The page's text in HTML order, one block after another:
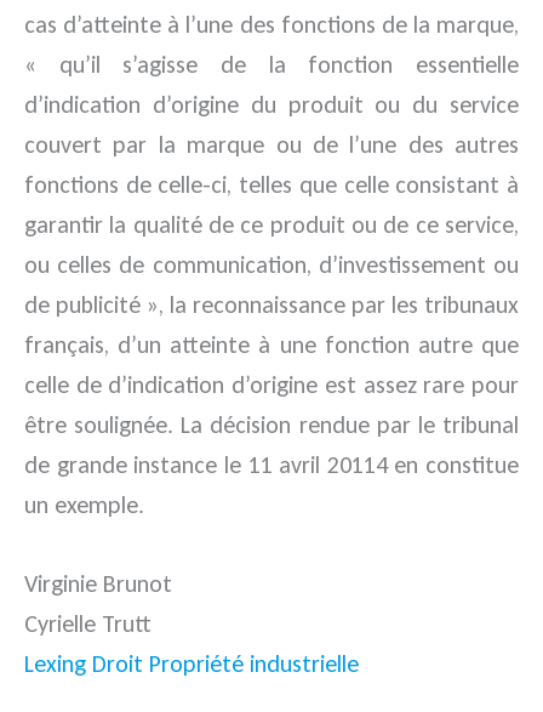
cas d’atteinte à l’une des fonctions de la marque,
« qu’il s’agisse de la fonction essentielle
d’indication d’origine du produit ou du service
couvert par la marque ou de l’une des autres
fonctions de celle-ci, telles que celle consistant à
garantir la qualité de ce produit ou de ce service,
ou celles de communication, d’investissement ou
de publicité », la reconnaissance par les tribunaux
français, d’un atteinte à une fonction autre que
celle de d’indication d’origine est assez rare pour
être soulignée. La décision rendue par le tribunal
de grande instance le 11 avril 20114 en constitue
un exemple.
Virginie Brunot
Cyrielle Trutt
Lexing Droit Propriété industrielle